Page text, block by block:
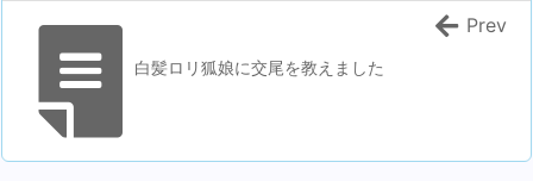
白髪ロリ狐娘に交尾を教えました
Prev